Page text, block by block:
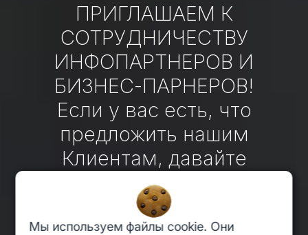
ПРИГЛАШАЕМ К
СОТРУДНИЧЕСТВУ
ИНФОПАРТНЕРОВ И
БИЗНЕС-ПАРНЕРОВ!
Если у вас есть, что
предложить нашим
Клиентам, давайте
сотрудничать!
Давайте сотрудничать?
Мы используем файлы cookie. Они